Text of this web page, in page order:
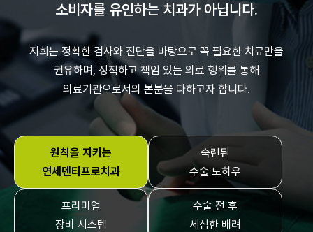
소비자를 유인하는 치과가 아닙니다.
저희는 정확한 검사와 진단을 바탕으로 꼭 필요한 치료만을
권유하며, 정직하고 책임 있는 의료 행위를 통해
의료기관으로서의 본분을 다하고자 합니다.
원칙을 지키는
연세덴티프로치과
숙련된
수술 노하우
프리미엄
장비 시스템
수술 전 후
세심한 배려